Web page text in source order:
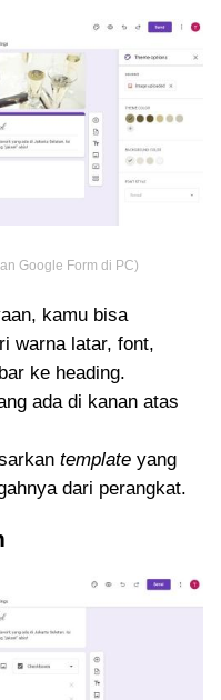
Google Form di PC)
kamu bisa
warna latar, font,
ke heading.
ada di kanan atas
template yang
dari perangkat.